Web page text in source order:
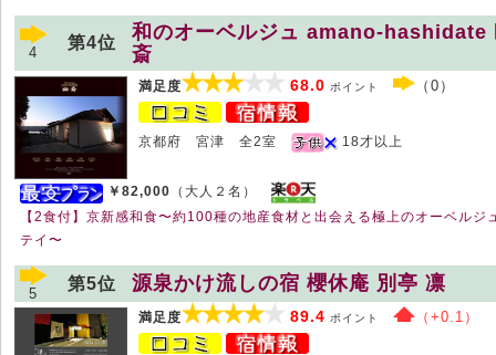
4 第4位
和のオーベルジュ amano-hashidate
斎
満足度 68.0 ポイント （0）
京都府 宮津 全2室 18才以上
￥82,000 （大人２名）
【2食付】京新感和食〜約100種の地産食材と出会える極上のオーベルジ
テイ〜
5 第5位 源泉かけ流しの宿 櫻休庵 別亭 凛
満足度 89.4 ポイント （+0.1）